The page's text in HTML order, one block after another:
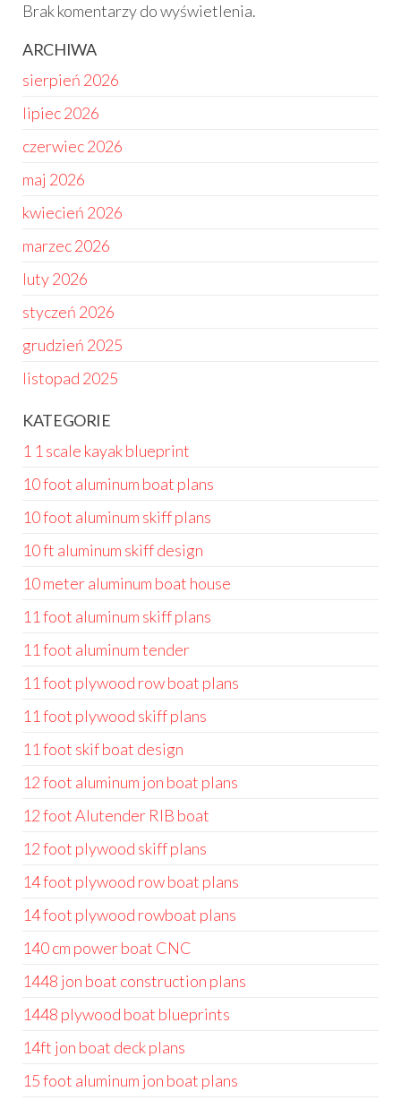
Brak komentarzy do wyświetlenia.
ARCHIWA
sierpień 2026
lipiec 2026
czerwiec 2026
maj 2026
kwiecień 2026
marzec 2026
luty 2026
styczeń 2026
grudzień 2025
listopad 2025
KATEGORIE
1 1 scale kayak blueprint
10 foot aluminum boat plans
10 foot aluminum skiff plans
10 ft aluminum skiff design
10 meter aluminum boat house
11 foot aluminum skiff plans
11 foot aluminum tender
11 foot plywood row boat plans
11 foot plywood skiff plans
11 foot skif boat design
12 foot aluminum jon boat plans
12 foot Alutender RIB boat
12 foot plywood skiff plans
14 foot plywood row boat plans
14 foot plywood rowboat plans
140 cm power boat CNC
1448 jon boat construction plans
1448 plywood boat blueprints
14ft jon boat deck plans
15 foot aluminum jon boat plans